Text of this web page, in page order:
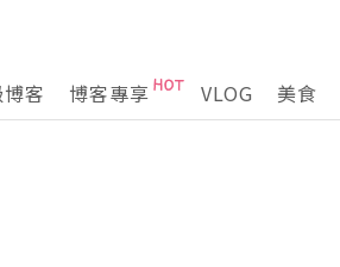
客 博客專享 VLOG 美食